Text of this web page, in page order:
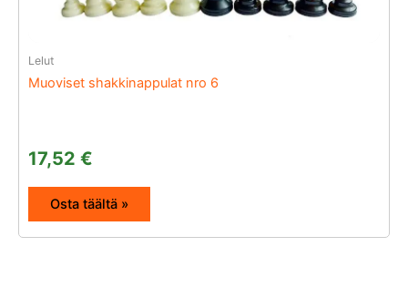
Lelut
Muoviset shakkinappulat nro 6
17,52 €
Osta täältä »